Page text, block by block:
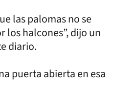
las palomas no se
los halcones”, dijo un
diario.
puerta abierta en esa